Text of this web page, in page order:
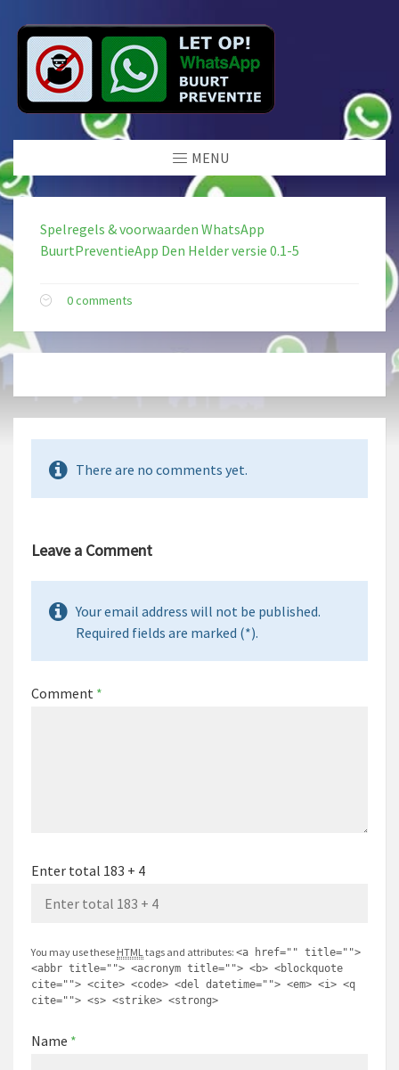
MENU
Spelregels & voorwaarden WhatsApp
BuurtPreventieApp Den Helder versie 0.1-5
0 comments
There are no comments yet.
Leave a Comment
Your email address will not be published.
Required fields are marked (*).
Comment *
Enter total 183 + 4
You may use these HTMLtags and attributes: <a href="" title="">
<abbr title=""> <acronym title=""> <b> <blockquote
cite=""> <cite> <code> <del datetime=""> <em> <i> <q
cite=""> <s> <strike> <strong>
Name *